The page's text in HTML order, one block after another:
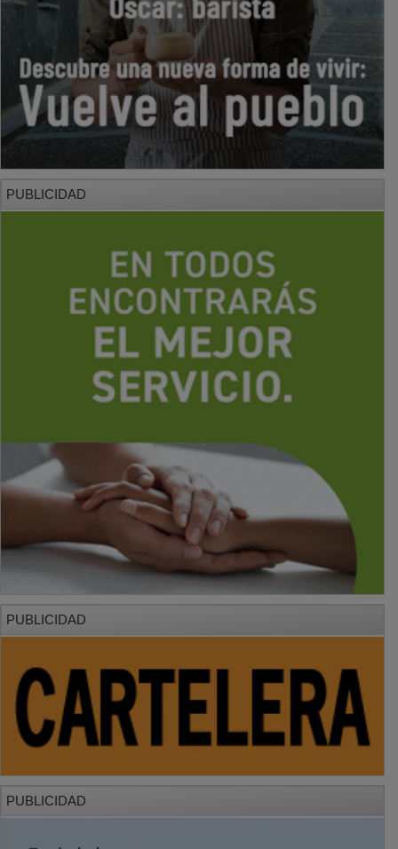
PUBLICIDAD
PUBLICIDAD
PUBLICIDAD